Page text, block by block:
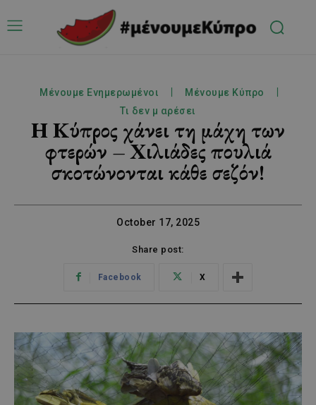
Μένουμε Ενημερωμένοι
Μένουμε Κύπρο
Τι δεν μ αρέσει
Η Κύπρος χάνει τη μάχη των
φτερών – Χιλιάδες πουλιά
σκοτώνονται κάθε σεζόν!
October 17, 2025
Share post:
Facebook X